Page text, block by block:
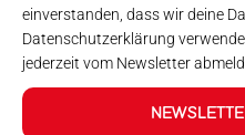
einverstanden, dass wir deine
Datenschutzerklärung
jederzeit vom Newsletter